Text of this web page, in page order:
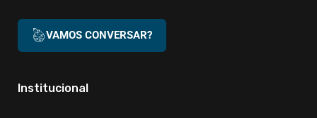
VAMOS CONVERSAR?
Institucional